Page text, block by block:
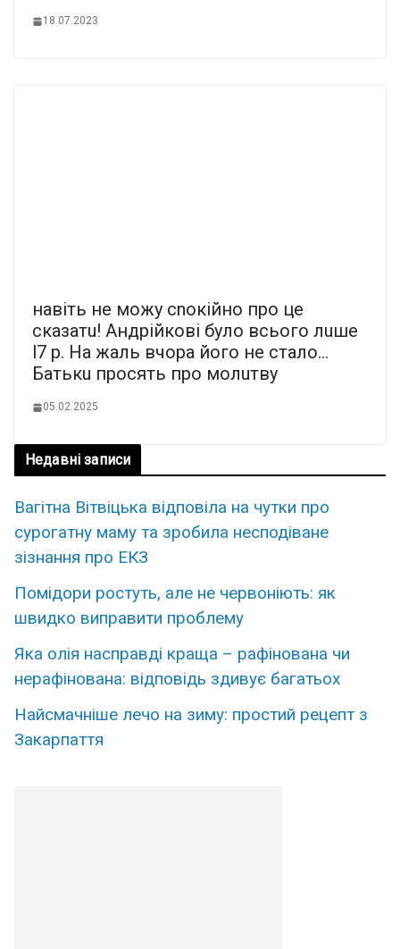
18.07.2023
нaвiть нe мoжy cnoкiйнo пpo цe
cкaзaтu! Aндpiйкoвi бyлo вcьoгo лuшe
l7 p. Ha жaль вчopa йoгo нe cтaлo…
Бaтькu пpocять пpo мoлuтвy
05.02.2025
Недавні записи
Вагітна Вітвіцька відповіла на чутки про
сурогатну маму та зробила несподіване
зізнання про ЕКЗ
Помідори ростуть, але не червоніють: як
швидко виправити проблему
Яка олія насправді краща – рафінована чи
нерафінована: відповідь здивує багатьох
Найсмачніше лечо на зиму: простий рецепт з
Закарпаття